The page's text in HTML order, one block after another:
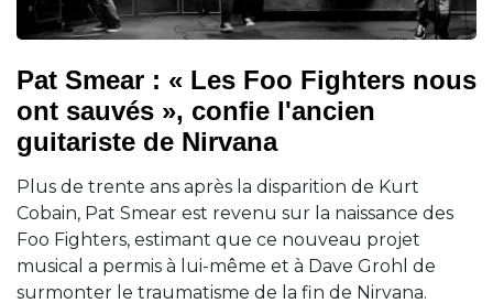
Pat Smear : « Les Foo Fighters nous
ont sauvés », confie l'ancien
guitariste de Nirvana
Plus de trente ans après la disparition de Kurt
Cobain, Pat Smear est revenu sur la naissance des
Foo Fighters, estimant que ce nouveau projet
musical a permis à lui-même et à Dave Grohl de
surmonter le traumatisme de la fin de Nirvana.